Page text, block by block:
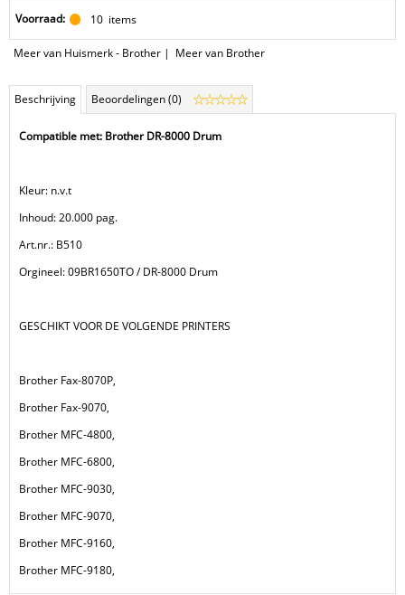
Voorraad: 10 items
Meer van Huismerk - Brother | Meer van Brother
Beschrijving Beoordelingen (0)
Compatible met: Brother DR-8000 Drum
Kleur: n.v.t
Inhoud: 20.000 pag.
Art.nr.: B510
Orgineel: 09BR1650TO / DR-8000 Drum
GESCHIKT VOOR DE VOLGENDE PRINTERS
Brother Fax-8070P,
Brother Fax-9070,
Brother MFC-4800,
Brother MFC-6800,
Brother MFC-9030,
Brother MFC-9070,
Brother MFC-9160,
Brother MFC-9180,